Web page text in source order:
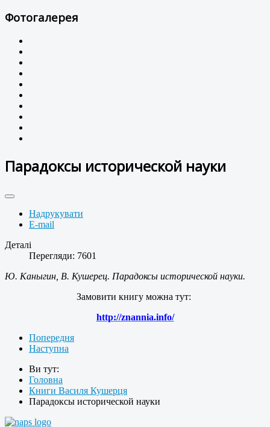
Фотогалерея
Парадоксы исторической науки
Надрукувати
E-mail
Деталі
Перегляди: 7601
Ю. Каныгин, В. Кушерец. Парадоксы исторической науки.
Замовити книгу можна тут:
http://znannia.info/
Попередня
Наступна
Ви тут:
Головна
Книги Василя Кушерця
Парадоксы исторической науки